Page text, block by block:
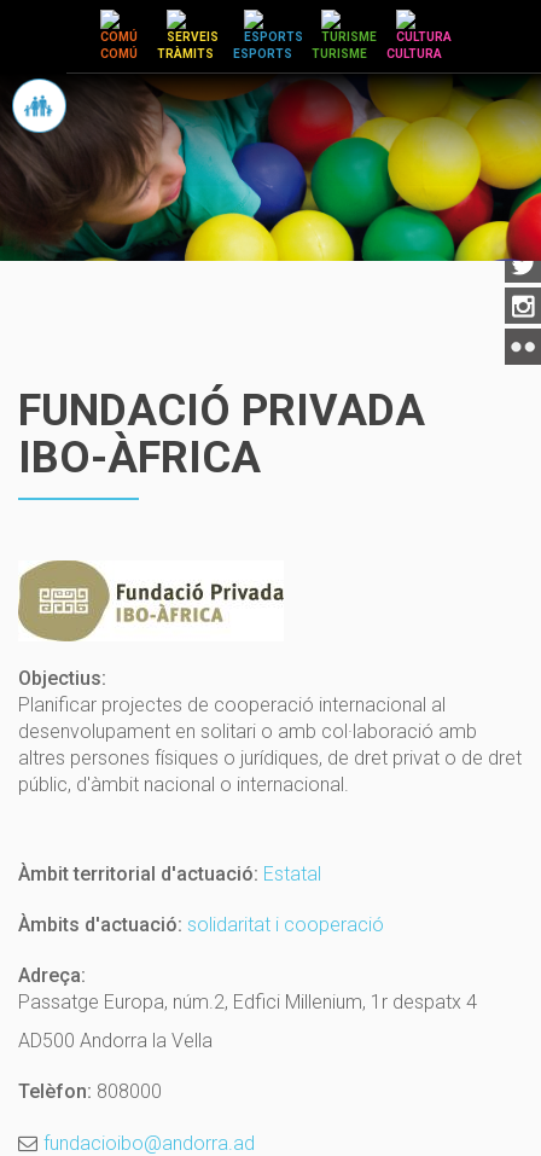
COMÚ TRÀMITS ESPORTS TURISME CULTURA
FUNDACIÓ PRIVADA
IBO-ÀFRICA
Objectius:
Planificar projectes de cooperació internacional al
desenvolupament en solitari o amb col·laboració amb
altres persones físiques o jurídiques, de dret privat o de dret
públic, d'àmbit nacional o internacional.
Àmbit territorial d'actuació: Estatal
Àmbits d'actuació: solidaritat i cooperació
Adreça:
Passatge Europa, núm.2, Edfici Millenium, 1r despatx 4
AD500 Andorra la Vella
Telèfon: 808000
fundacioibo@andorra.ad